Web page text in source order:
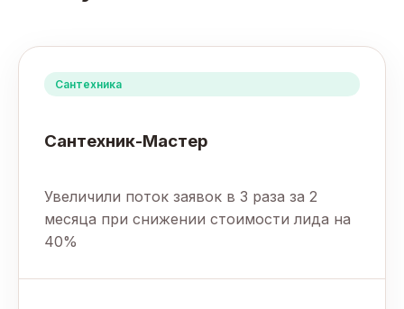
Сантехника
Сантехник-Мастер
Увеличили поток заявок в 3 раза за 2
месяца при снижении стоимости лида на
40%